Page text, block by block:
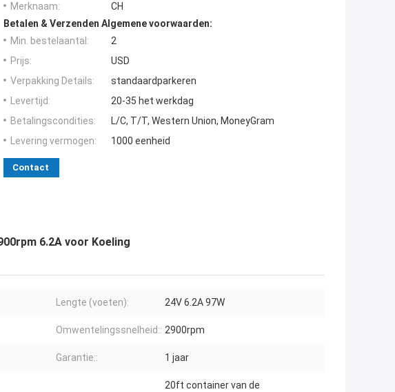
Merknaam:
CH
Betalen & Verzenden Algemene voorwaarden:
Min. bestelaantal:
2
Prijs:
USD
Verpakking Details:
standaardparkeren
Levertijd:
20-35 het werkdag
Betalingscondities:
L/C, T/T, Western Union, MoneyGram
Levering vermogen:
1000 eenheid
Contact
6.2A voor Koeling
Lengte (voeten): 24V 6.2A 97W
Omwentelingssnelheid:: 2900rpm
Garantie:: 1 jaar
20ft container van de